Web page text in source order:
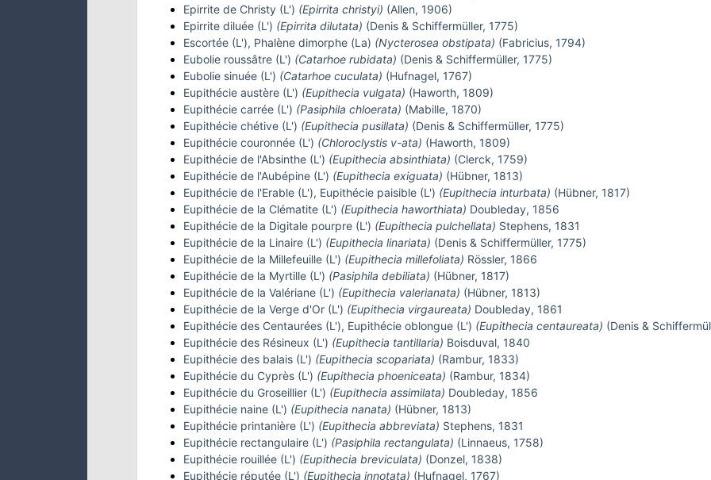
Epirrite de Christy (L') (Epirrita christyi) (Allen, 1906)
Epirrite diluée (L') (Epirrita dilutata) (Denis & Schiffermüller, 1775)
Escortée (L'), Phalène dimorphe (La) (Nycterosea obstipata) (Fabricius, 1794)
Eubolie roussâtre (L') (Catarhoe rubidata) (Denis & Schiffermüller, 1775)
Eubolie sinuée (L') (Catarhoe cuculata) (Hufnagel, 1767)
Eupithécie austère (L') (Eupithecia vulgata) (Haworth, 1809)
Eupithécie carrée (L') (Pasiphila chloerata) (Mabille, 1870)
Eupithécie chétive (L') (Eupithecia pusillata) (Denis & Schiffermüller, 1775)
Eupithécie couronnée (L') (Chloroclystis v-ata) (Haworth, 1809)
Eupithécie de l'Absinthe (L') (Eupithecia absinthiata) (Clerck, 1759)
Eupithécie de l'Aubépine (L') (Eupithecia exiguata) (Hübner, 1813)
Eupithécie de l'Erable (L'), Eupithécie paisible (L') (Eupithecia inturbata) (Hübner, 1817)
Eupithécie de la Clématite (L') (Eupithecia haworthiata) Doubleday, 1856
Eupithécie de la Digitale pourpre (L') (Eupithecia pulchellata) Stephens, 1831
Eupithécie de la Linaire (L') (Eupithecia linariata) (Denis & Schiffermüller, 1775)
Eupithécie de la Millefeuille (L') (Eupithecia millefoliata) Rössler, 1866
Eupithécie de la Myrtille (L') (Pasiphila debiliata) (Hübner, 1817)
Eupithécie de la Valériane (L') (Eupithecia valerianata) (Hübner, 1813)
Eupithécie de la Verge d'Or (L') (Eupithecia virgaureata) Doubleday, 1861
Eupithécie des Centaurées (L'), Eupithécie oblongue (L') (Eupithecia centaureata) (Denis &
Eupithécie des Résineux (L') (Eupithecia tantillaria) Boisduval, 1840
Eupithécie des balais (L') (Eupithecia scopariata) (Rambur, 1833)
Eupithécie du Cyprès (L') (Eupithecia phoeniceata) (Rambur, 1834)
Eupithécie du Groseillier (L') (Eupithecia assimilata) Doubleday, 1856
Eupithécie naine (L') (Eupithecia nanata) (Hübner, 1813)
Eupithécie printanière (L') (Eupithecia abbreviata) Stephens, 1831
Eupithécie rectangulaire (L') (Pasiphila rectangulata) (Linnaeus, 1758)
Eupithécie rouillée (L') (Eupithecia breviculata) (Donzel, 1838)
Eupithécie réputée (L') (Eupithecia innotata) (Hufnagel, 1767)